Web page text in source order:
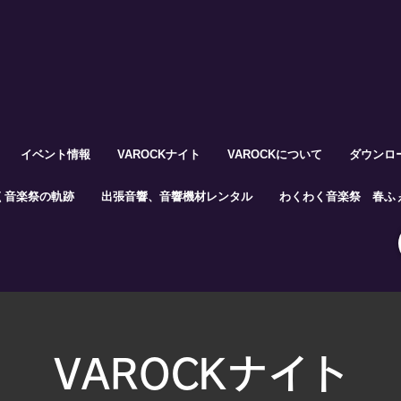
イベント情報 VAROCKナイト VAROCKについて ダウンロ
音楽祭の軌跡 出張音響、音響機材レンタル わくわく音楽祭 春ふ
VAROCKナイト